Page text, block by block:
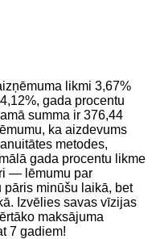
likmi 3,67%
gada procentu
summa ir 376,44
ka aizdevums
metodes,
gada procentu likme
— lēmumu par
minūšu laikā, bet
Izvēlies savas vīzijas
maksājuma
7 gadiem!